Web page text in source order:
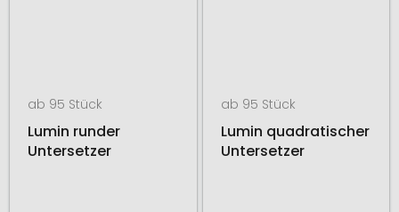
ab 95 Stück
Lumin runder
Untersetzer
ab 95 Stück
Lumin quadratischer
Untersetzer